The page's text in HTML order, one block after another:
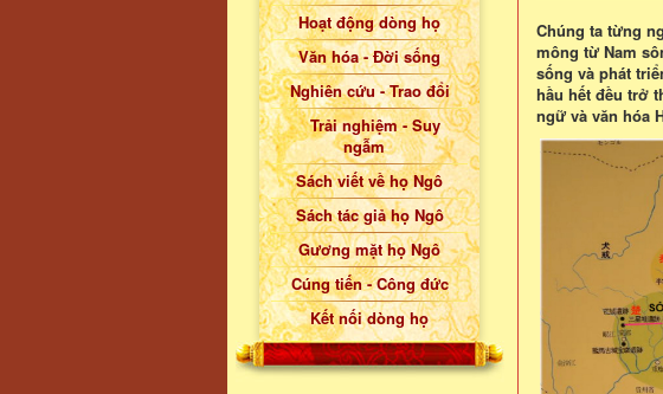
Chúng ta từng
mông từ Nam
sống và phát
hầu hết đều trở
ngữ và văn hóa
Hoạt động dòng họ
Văn hóa - Đời sống
Nghiên cứu - Trao đổi
Trải nghiệm - Suy
ngẫm
Sách viết về họ Ngô
Sách tác giả họ Ngô
Gương mặt họ Ngô
Cúng tiến - Công đức
Kết nối dòng họ